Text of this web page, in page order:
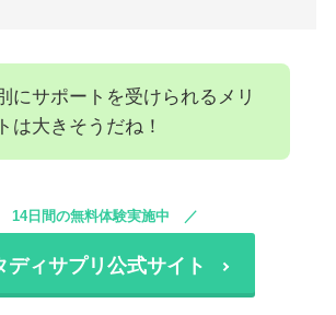
にサポートを受けられるメリ
は大きそうだね！
14日間の無料体験実施中
ディサプリ公式サイト